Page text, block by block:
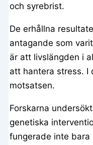
och syrebrist.
De erhållna
antagande som
är att livslängden i
att hantera stress. I
motsatsen.
Forskarna
genetiska
fungerade inte bara